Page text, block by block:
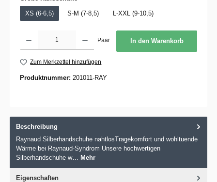
XS (6-6,5) S-M (7-8,5) L-XXL (9-10,5)
Paar In den Warenkorb
Zum Merkzettel hinzufügen
Produktnummer: 201011-RAY
Beschreibung
Raynaud Silberhandschuhe nahtlosTragekomfort und wohltuende
Wärme bei Raynaud-Syndrom Unsere hochwertigen
Silberhandschuhe w… Mehr
Eigenschaften